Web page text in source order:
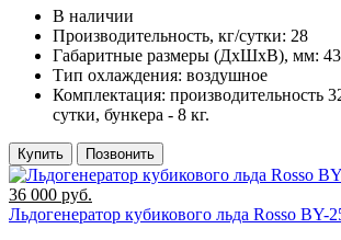
В наличии
Производительность, кг/сутки: 28
Габаритные размеры (ДхШхВ), мм:
Тип охлаждения: воздушное
Комплектация: производительность
сутки, бункера - 8 кг.
Купить Позвонить
36 000 руб.
Льдогенератор кубикового льда Rosso BY-